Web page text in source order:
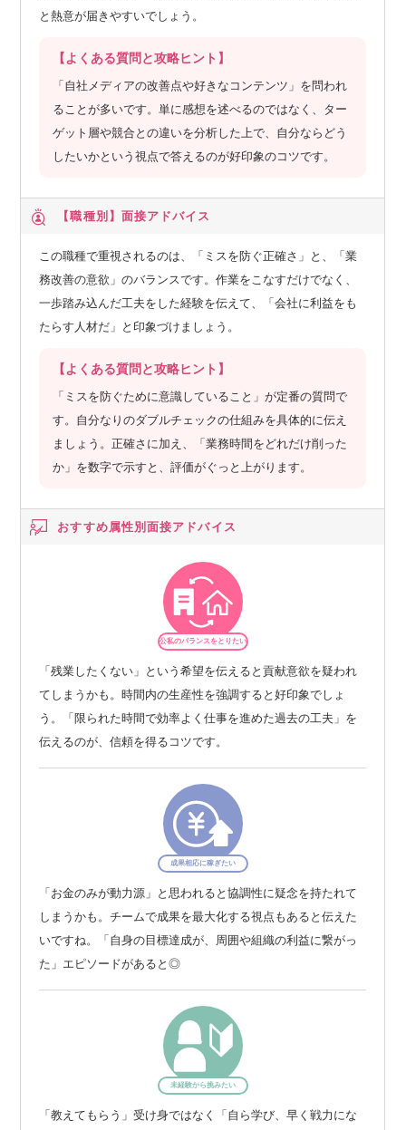
と熱意が届きやすいでしょう。
【よくある質問と攻略ヒント】
「自社メディアの改善点や好きなコンテンツ」を問われ
ることが多いです。単に感想を述べるのではなく、ター
ゲット層や競合との違いを分析した上で、自分ならどう
したいかという視点で答えるのが好印象のコツです。
【職種別】 面接アドバイス
この職種で重視されるのは、「ミスを防ぐ正確さ」と、「業
務改善の意欲」のバランスです。作業をこなすだけでなく、
一歩踏み込んだ工夫をした経験を伝えて、「会社に利益をも
たらす人材だ」と印象づけましょう。
【よくある質問と攻略ヒント】
「ミスを防ぐために意識していること」が定番の質問で
す。自分なりのダブルチェックの仕組みを具体的に伝え
ましょう。正確さに加え、「業務時間をどれだけ削った
か」を数字で示すと、評価がぐっと上がります。
おすすめ属性別面接アドバイス
公私のバランスをとりたい
「残業したくない」という希望を伝えると貢献意欲を疑われ
てしまうかも。時間内の生産性を強調すると好印象でしょ
う。「限られた時間で効率よく仕事を進めた過去の工夫」を
伝えるのが、信頼を得るコツです。
成果相応に稼ぎたい
「お金のみが動力源」と思われると協調性に疑念を持たれて
しまうかも。チームで成果を最大化する視点もあると伝えた
いですね。「自身の目標達成が、周囲や組織の利益に繋がっ
た」エピソードがあると◎
未経験から挑みたい
「教えてもらう」受け身ではなく「自ら学び、早く戦力にな